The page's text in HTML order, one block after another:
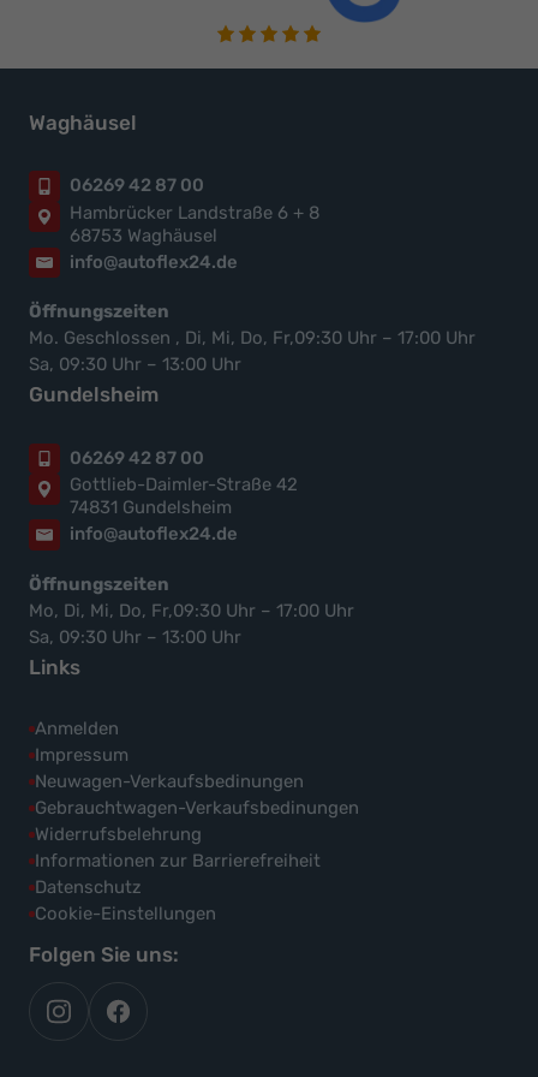
Waghäusel
06269 42 87 00
Hambrücker Landstraße 6 + 8
68753 Waghäusel
info@autoflex24.de
Öffnungszeiten
Mo. Geschlossen , Di, Mi, Do, Fr,09:30 Uhr – 17:00 Uhr
Sa, 09:30 Uhr – 13:00 Uhr
Gundelsheim
06269 42 87 00
Gottlieb-Daimler-Straße 42
74831 Gundelsheim
info@autoflex24.de
Öffnungszeiten
Mo, Di, Mi, Do, Fr,09:30 Uhr – 17:00 Uhr
Sa, 09:30 Uhr – 13:00 Uhr
Links
Anmelden
Impressum
Neuwagen-Verkaufsbedinungen
Gebrauchtwagen-Verkaufsbedinungen
Widerrufsbelehrung
Informationen zur Barrierefreiheit
Datenschutz
Cookie-Einstellungen
Folgen Sie uns:
autoflex
auf
autoflex24
auf